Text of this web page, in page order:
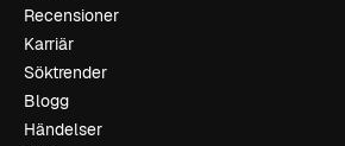
Recensioner
Karriär
Söktrender
Blogg
Händelser